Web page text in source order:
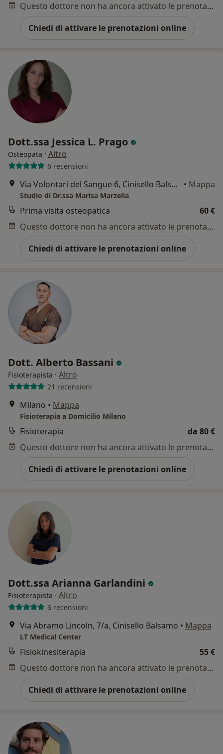
Questo dottore non ha ancora attivato le prenotazioni online presso questo indirizzo.
Chiedi di attivare le prenotazioni online
Dott.ssa Jessica L. Prago
Osteopata · Altro
6 recensioni
Via Volontari del Sangue 6, Cinisello Balsamo • Mappa
Studio di Dr.ssa Marisa Marzella
Prima visita osteopatica
60 €
Questo dottore non ha ancora attivato le prenotazioni online presso questo indirizzo.
Chiedi di attivare le prenotazioni online
Dott. Alberto Bassani
Fisioterapista · Altro
21 recensioni
Milano • Mappa
Fisioterapia a Domicilio Milano
Fisioterapia
da 80 €
Questo dottore non ha ancora attivato le prenotazioni online presso questo indirizzo.
Chiedi di attivare le prenotazioni online
Dott.ssa Arianna Garlandini
Fisioterapista · Altro
6 recensioni
Via Abramo Lincoln, 7/a, Cinisello Balsamo • Mappa
LT Medical Center
Fisiokinesiterapia
55 €
Questo dottore non ha ancora attivato le prenotazioni online presso questo indirizzo.
Chiedi di attivare le prenotazioni online